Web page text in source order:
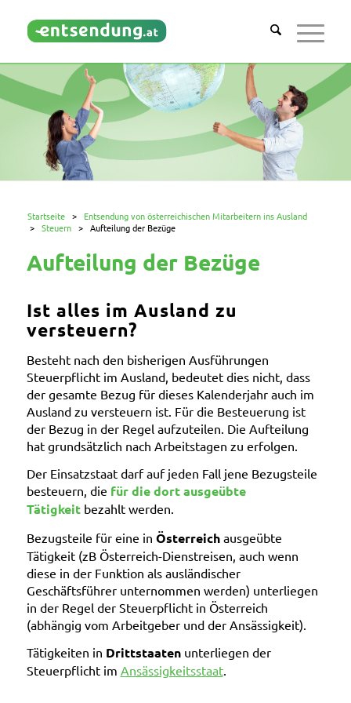
Startseite >
Entsendung von österreichischen Mitarbeitern ins Ausland
> Steuern > Aufteilung der Bezüge
Aufteilung der Bezüge
Ist alles im Ausland zu
versteuern?
Besteht nach den bisherigen Ausführungen
Steuerpflicht im Ausland, bedeutet dies nicht, dass
der gesamte Bezug für dieses Kalenderjahr auch im
Ausland zu versteuern ist. Für die Besteuerung ist
der Bezug in der Regel aufzuteilen. Die Aufteilung
hat grundsätzlich nach Arbeitstagen zu erfolgen.
Der Einsatzstaat darf auf jeden Fall jene Bezugsteile
besteuern, die fürdie dort ausgeübte
Tätigkeit bezahlt werden.
Bezugsteile für eine in Österreich ausgeübte
Tätigkeit (zB Österreich-Dienstreisen, auch wenn
diese in der Funktion als ausländischer
Geschäftsführer unternommen werden) unterliegen
in der Regel der Steuerpflicht in Österreich
(abhängig vom Arbeitgeber und der Ansässigkeit).
Tätigkeiten in Drittstaaten unterliegen der
Steuerpflicht im Ansässigkeitsstaat.